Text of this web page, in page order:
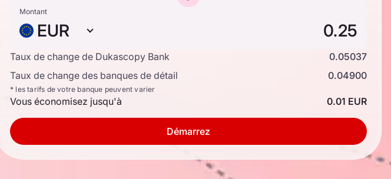
Montant
EUR
Taux de change de Dukascopy Bank
0.05037
Taux de change des banques de détail
0.04900
* les tarifs de votre banque peuvent varier
Vous économisez jusqu'à 0.01 EUR
Démarrez